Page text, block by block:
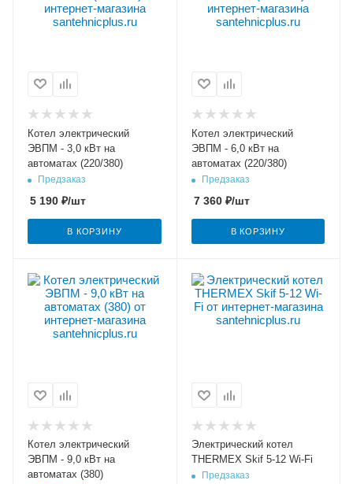
Котел электрический
ЭВПМ - 3,0 кВт на
автоматах (220/380)
Предзаказ
5 190 ₽/шт
В КОРЗИНУ
Котел электрический
ЭВПМ - 6,0 кВт на
автоматах (220/380)
Предзаказ
7 360₽/шт
В КОРЗИНУ
Котел электрический
ЭВПМ - 9,0 кВт на
автоматах (380)
Электрический котел
THERMEX Skif 5-12 Wi-Fi
Предзаказ